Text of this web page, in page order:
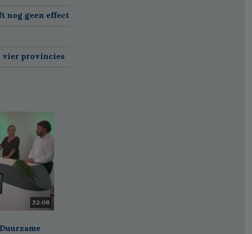
nog geen effect
vier provincies
32:08